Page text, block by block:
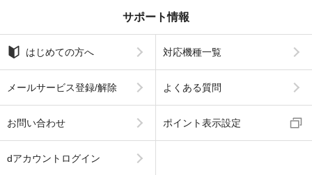
サポート情報
はじめての方へ 対応機種一覧
メールサービス登録/解除 よくある質問
お問い合わせ ポイント表示設定
dアカウントログイン